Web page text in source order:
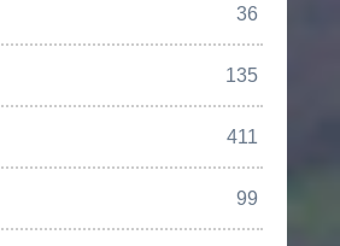
36
135
411
99